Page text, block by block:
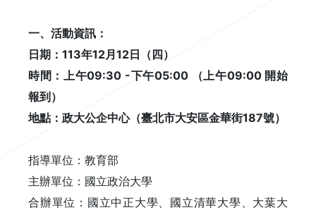
一、活動資訊：
日期：113年12月12日（四）
時間：上午09:30 -下午05:00 （上午09:00 開始
報到）
地點：政大公企中心（臺北市大安區金華街187號）
指導單位：教育部
主辦單位：國立政治大學
合辦單位：國立中正大學、國立清華大學、大葉大